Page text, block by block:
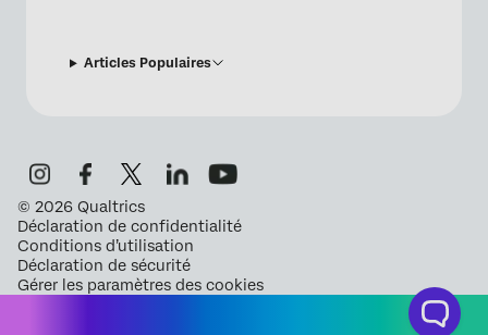
Articles Populaires
© 2026 Qualtrics
Déclaration de confidentialité
Conditions d’utilisation
Déclaration de sécurité
Gérer les paramètres des cookies